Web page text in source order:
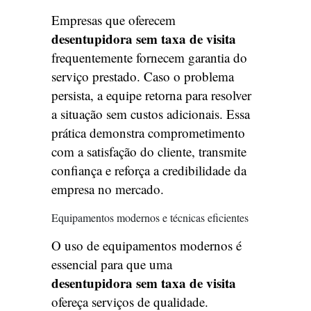
Empresas que oferecem
desentupidora sem taxa de visita
frequentemente fornecem garantia do
serviço prestado. Caso o problema
persista, a equipe retorna para resolver
a situação sem custos adicionais. Essa
prática demonstra comprometimento
com a satisfação do cliente, transmite
confiança e reforça a credibilidade da
empresa no mercado.
Equipamentos modernos e técnicas eficientes
O uso de equipamentos modernos é
essencial para que uma
desentupidora sem taxa de visita
ofereça serviços de qualidade.